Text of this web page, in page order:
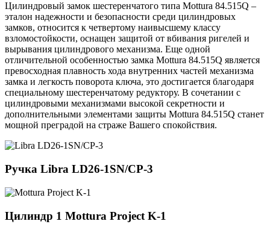
Цилиндровый замок шестеренчатого типа Mottura 84.515Q –
эталон надежности и безопасности среди цилиндровых
замков, относится к четвертому наивысшему классу
взломостойкости, оснащен защитой от вбивания ригелей и
вырывания цилиндрового механизма. Еще одной
отличительной особенностью замка Mottura 84.515Q является
превосходная плавность хода внутренних частей механизма
замка и легкость поворота ключа, это достигается благодаря
специальному шестеренчатому редуктору. В сочетании с
цилиндровыми механизмами высокой секретности и
дополнительными элементами защиты Mottura 84.515Q станет
мощной преградой на страже Вашего спокойствия.
Ручка Libra LD26-1SN/CP-3
Цилиндр 1 Mottura Project K-1